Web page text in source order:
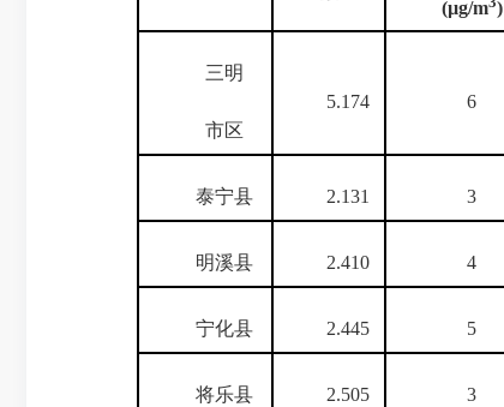
(µg/m )
三明
市区
5.174 6
泰宁县 2.131 3
明溪县 2.410 4
宁化县 2.445 5
将乐县 2.505 3